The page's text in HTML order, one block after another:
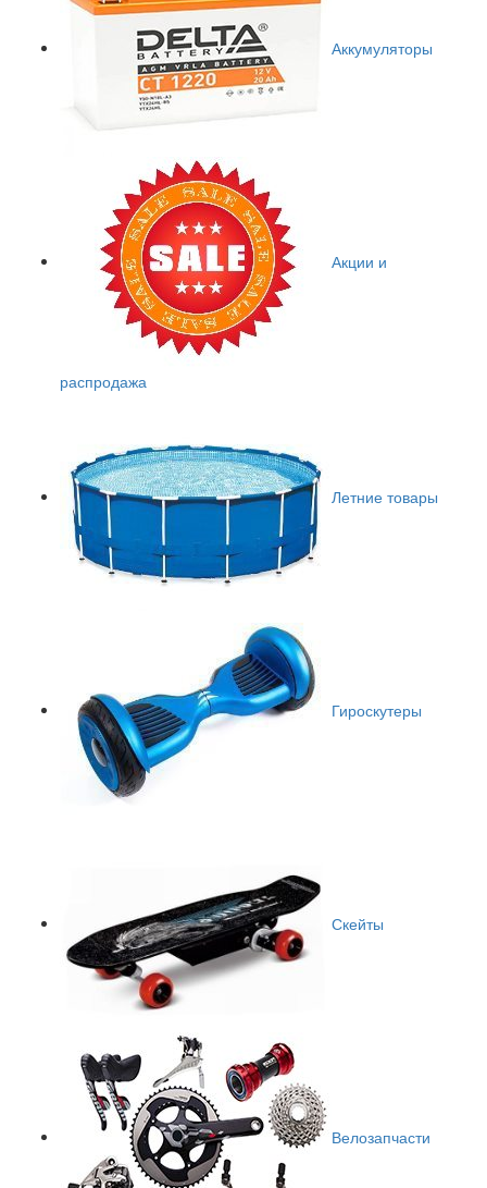
Аккумуляторы
Акции и
распродажа
Летние товары
Гироскутеры
Скейты
Велозапчасти